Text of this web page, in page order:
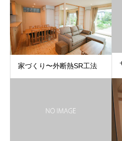
家づくり〜外断熱SR工法